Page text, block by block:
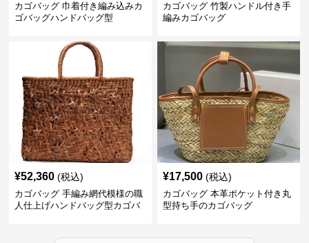
カゴバッグ 巾着付き編み込みカ
ゴバッグハンドバッグ型
カゴバッグ 竹製ハンドル付き手
編みカゴバッグ
¥52,360 (税込)
カゴバッグ 手編み網代模様の職
人仕上げハンドバッグ型カゴバ
¥17,500 (税込)
カゴバッグ 本革ポケット付き丸
型持ち手のカゴバッグ